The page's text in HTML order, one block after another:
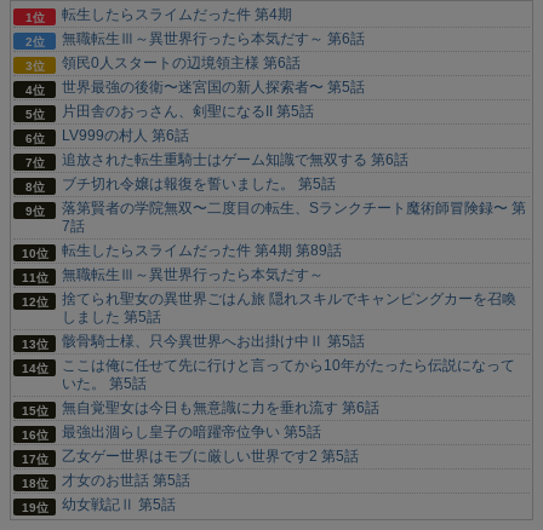
転生したらスライムだった件 第4期
無職転生Ⅲ～異世界行ったら本気だす～ 第6話
領民0人スタートの辺境領主様 第6話
世界最強の後衛〜迷宮国の新人探索者〜 第5話
片田舎のおっさん、剣聖になるII 第5話
LV999の村人 第6話
追放された転生重騎士はゲーム知識で無双する 第6話
ブチ切れ令嬢は報復を誓いました。 第5話
落第賢者の学院無双〜二度目の転生、Sランクチート魔術師冒険録〜 第
7話
転生したらスライムだった件 第4期 第89話
無職転生Ⅲ～異世界行ったら本気だす～
捨てられ聖女の異世界ごはん旅 隠れスキルでキャンピングカーを召喚
しました 第5話
骸骨騎士様、只今異世界へお出掛け中Ⅱ 第5話
ここは俺に任せて先に行けと言ってから10年がたったら伝説になって
いた。 第5話
無自覚聖女は今日も無意識に力を垂れ流す 第6話
最強出涸らし皇子の暗躍帝位争い 第5話
乙女ゲー世界はモブに厳しい世界です2 第5話
才女のお世話 第5話
幼女戦記Ⅱ 第5話